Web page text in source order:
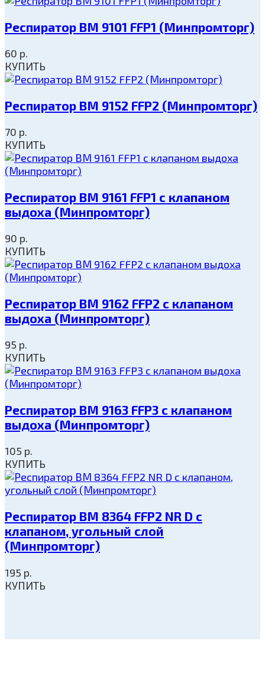
Респиратор ВМ 9101 FFP1 (Минпромторг)
60 р.
КУПИТЬ
Респиратор ВМ 9152 FFP2 (Минпромторг)
70 р.
КУПИТЬ
Респиратор ВМ 9161 FFP1 с клапаном
выдоха (Минпромторг)
90 р.
КУПИТЬ
Респиратор ВМ 9162 FFP2 с клапаном
выдоха (Минпромторг)
95 р.
КУПИТЬ
Респиратор ВМ 9163 FFP3 с клапаном
выдоха (Минпромторг)
105 р.
КУПИТЬ
Респиратор ВМ 8364 FFP2 NR D с
клапаном, угольный слой
(Минпромторг)
195 р.
КУПИТЬ